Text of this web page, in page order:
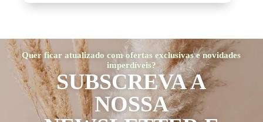
Quer ficar atualizado com ofertas exclusivas e novidades
imperdíveis?
SUBSCREVA A
NOSSA